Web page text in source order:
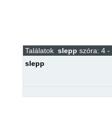
Találatok slepp szóra: 4 -
slepp